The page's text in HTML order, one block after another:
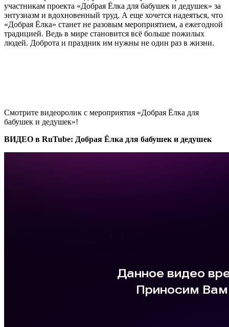
участникам проекта «Добрая Ёлка для бабушек и дедушек» за
энтузиазм и вдохновенный труд. А еще хочется надеяться, что
«Добрая Ёлка» станет не разовым мероприятием, а ежегодной
традицией. Ведь в мире становится всё больше пожилых
людей. Доброта и праздник им нужны не один раз в жизни.
Смотрите видеоролик с мероприятия «Добрая Ёлка для
бабушек и дедушек»!
ВИДЕО в RuTube: Добрая Ёлка для бабушек и дедушек